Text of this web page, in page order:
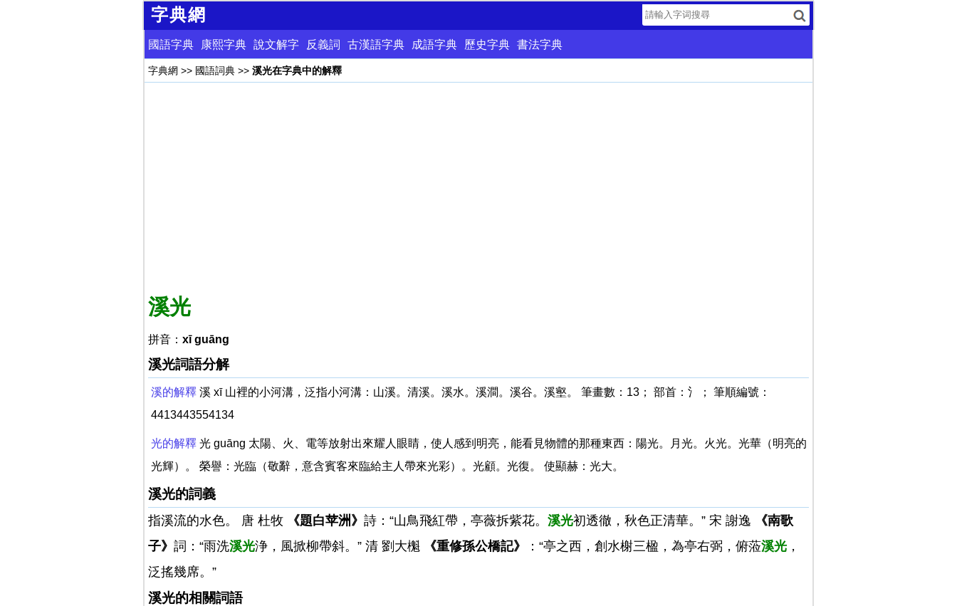
字典網
國語字典 康熙字典 說文解字 反義詞 古漢語字典 成語字典 歷史字典 書法字典
字典網 >> 國語詞典>> 溪光在字典中的解釋
溪光
拼音： xī guāng
溪光詞語分解
溪的解釋溪 xī 山裡的小河溝，泛指小河溝：山溪。清溪。溪水。溪澗。溪谷。溪壑。 筆畫數：13； 部首：氵； 筆順編號：
4413443554134
光的解釋光 guāng 太陽、火、電等放射出來耀人眼睛，使人感到明亮，能看見物體的那種東西：陽光。月光。火光。光華（明亮的
光輝）。 榮譽：光臨（敬辭，意含賓客來臨給主人帶來光彩）。光顧。光復。 使顯赫：光大。
溪光的詞義
指溪流的水色。 唐 杜牧 《題白苹洲》 詩：“山鳥飛紅帶，亭薇拆紫花。 溪光初透徹，秋色正清華。” 宋 謝逸
《南歌
子》 詞：“雨洗溪光浄，風掀柳帶斜。” 清 劉大櫆 《重修孫公橋記》 ：“亭之西，創水榭三楹，為亭右弼，俯蒞溪光，
泛搖幾席。”
溪光的相關詞語